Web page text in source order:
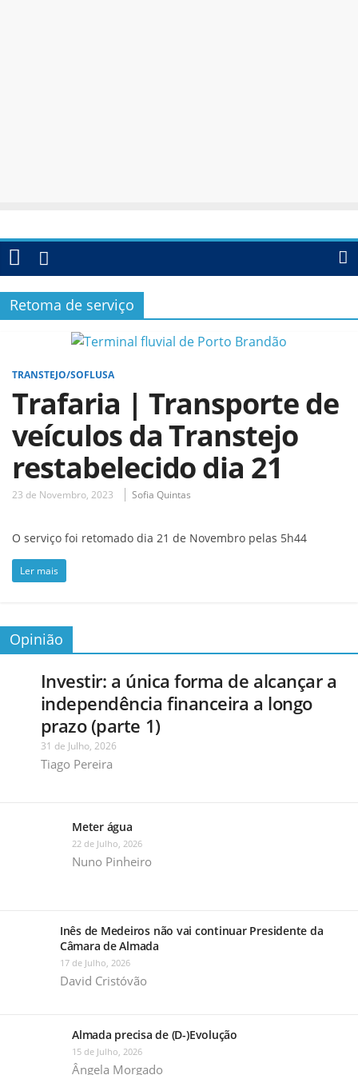
Retoma de serviço
TRANSTEJO/SOFLUSA
Trafaria | Transporte de
veículos da Transtejo
restabelecido dia 21
23 de Novembro, 2023 Sofia Quintas
O serviço foi retomado dia 21 de Novembro pelas 5h44
Ler mais
Opinião
Investir: a única forma de alcançar a
independência financeira a longo
prazo (parte 1)
31 de Julho, 2026
Tiago Pereira
Meter água
22 de Julho, 2026
Nuno Pinheiro
Inês de Medeiros não vai continuar Presidente da
Câmara de Almada
17 de Julho, 2026
David Cristóvão
Almada precisa de (D-)Evolução
15 de Julho, 2026
Ângela Morgado